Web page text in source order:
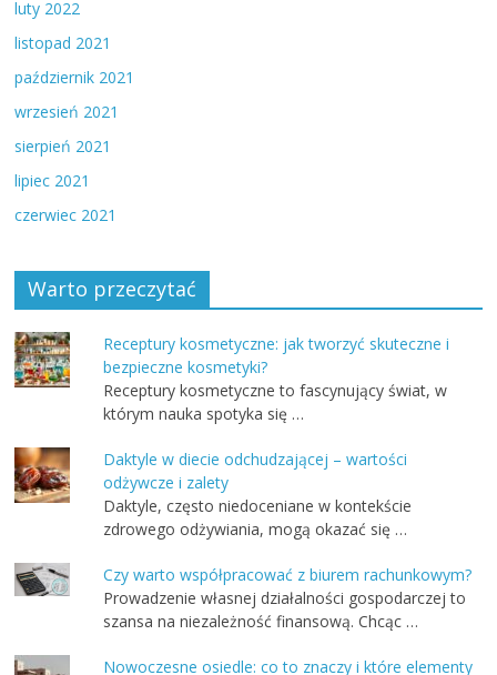
luty 2022
listopad 2021
październik 2021
wrzesień 2021
sierpień 2021
lipiec 2021
czerwiec 2021
Warto przeczytać
Receptury kosmetyczne: jak tworzyć skuteczne i
bezpieczne kosmetyki?
Receptury kosmetyczne to fascynujący świat, w
którym nauka spotyka się …
Daktyle w diecie odchudzającej – wartości
odżywcze i zalety
Daktyle, często niedoceniane w kontekście
zdrowego odżywiania, mogą okazać się …
Czy warto współpracować z biurem rachunkowym?
Prowadzenie własnej działalności gospodarczej to
szansa na niezależność finansową. Chcąc …
Nowoczesne osiedle: co to znaczy i które elementy